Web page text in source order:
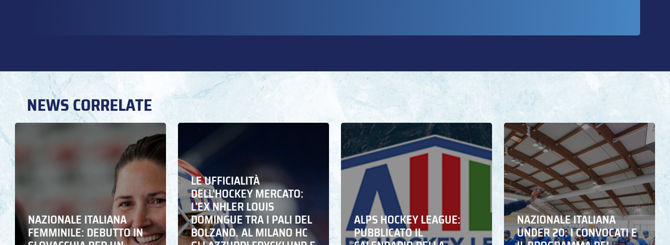
NEWS CORRELATE
NAZIONALE ITALIANA
FEMMINILE: DEBUTTO IN
LE UFFICIALITÀ
DELL’HOCKEY MERCATO:
L’EX NHLER LOUIS
DOMINGUE TRA I PALI DEL
BOLZANO. AL MILANO HC
ALPS HOCKEY LEAGUE:
PUBBLICATO IL
NAZIONALE ITALIANA
UNDER 20: I CONVOCATI E